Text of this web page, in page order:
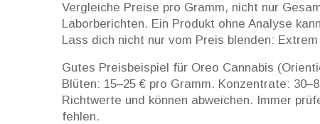
Vergleiche Preise pro Gramm, nicht nur
Laborberichten. Ein Produkt ohne Analyse
Lass dich nicht nur vom Preis blenden:
Gutes Preisbeispiel für Oreo Cannabis
Blüten: 15–25 € pro Gramm. Konzentrate:
Richtwerte und können abweichen. Immer
fehlen.